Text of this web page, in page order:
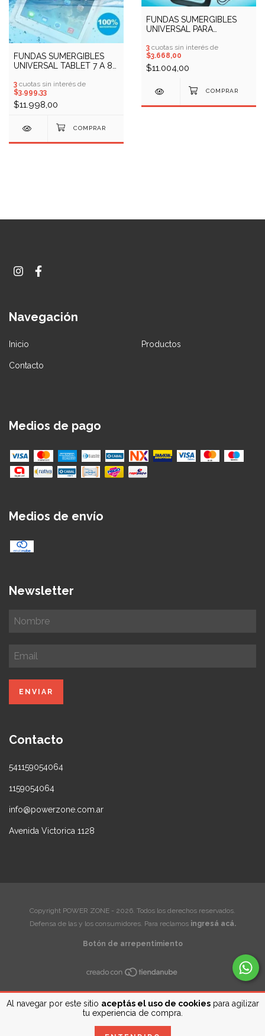
Al navegar por este sitio aceptás el uso de cookiespara agilizar
tu experiencia de compra.
FUNDAS SUMERGIBLES
UNIVERSAL TABLET 7 A 8
11301035)
3 cuotas sin interés de
$3.999,33
$11.998,00
FUNDAS SUMERGIBLES
UNIVERSAL PARA
PULGADAS (COD:
10701529)
3 cuotas sin interés de
$3.668,00
$11.004,00
Navegación
Inicio Productos
Contacto
Medios de pago
Medios de envío
Newsletter
Contacto
541159054064
1159054064
info@powerzone.com.ar
Avenida Victorica 1128
Copyright POWER ZONE - 2026. Todos los derechos reservados.
Defensa de las y los consumidores. Para reclamos ingresá acá.
Botón de arrepentimiento